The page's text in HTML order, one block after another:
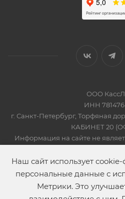
ООО
ИНН
г. Санкт-Петербург, Торфяная
КАБИНЕТ 20
Информация на сайте не
2019-2026 ©
Наш сайт использует
персональные данные с
Метрики. Это